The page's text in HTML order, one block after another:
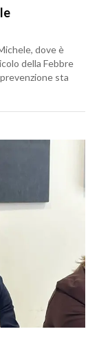
dove è
della Febbre
sta